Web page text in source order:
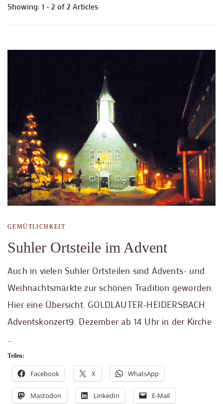
Showing: 1 - 2 of 2 Articles
GEMÜTLICHKEIT
Suhler Ortsteile im Advent
Auch in vielen Suhler Ortsteilen sind Advents- und
Weihnachtsmärkte zur schönen Tradition geworden.
Hier eine Übersicht. GOLDLAUTER-HEIDERSBACH
Adventskonzert9. Dezember ab 14 Uhr in der Kirche
…
Teilen:
Facebook X WhatsApp
Mastodon LinkedIn E-Mail